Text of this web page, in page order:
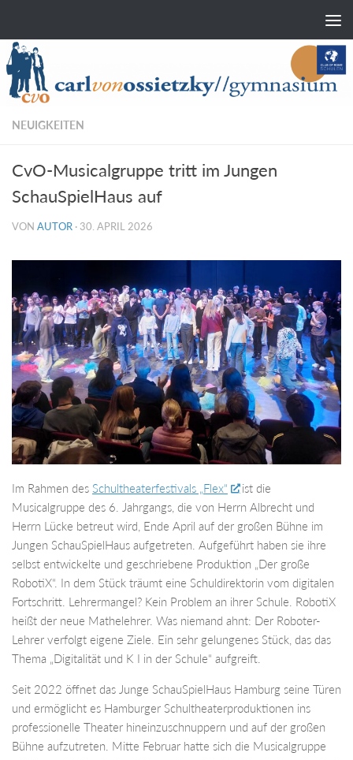
NEUIGKEITEN
CvO-Musicalgruppe tritt im Jungen
SchauSpielHaus auf
VON AUTOR · 30. APRIL 2026
Im Rahmen des Schultheaterfestivals „Flex“
ist die
Musicalgruppe des 6. Jahrgangs, die von Herrn Albrecht und
Herrn Lücke betreut wird, Ende April auf der großen Bühne im
Jungen SchauSpielHaus aufgetreten. Aufgeführt haben sie ihre
selbst entwickelte und geschriebene Produktion „Der große
RobotiX“. In dem Stück träumt eine Schuldirektorin vom digitalen
Fortschritt. Lehrermangel? Kein Problem an ihrer Schule. RobotiX
heißt der neue Mathelehrer. Was niemand ahnt: Der Roboter-
Lehrer verfolgt eigene Ziele. Ein sehr gelungenes Stück, das das
Thema „Digitalität und K I in der Schule“ aufgreift.
Seit 2022 öffnet das Junge SchauSpielHaus Hamburg seine Türen
und ermöglicht es Hamburger Schultheaterproduktionen ins
professionelle Theater hineinzuschnuppern und auf der großen
Bühne aufzutreten. Mitte Februar hatte sich die Musicalgruppe